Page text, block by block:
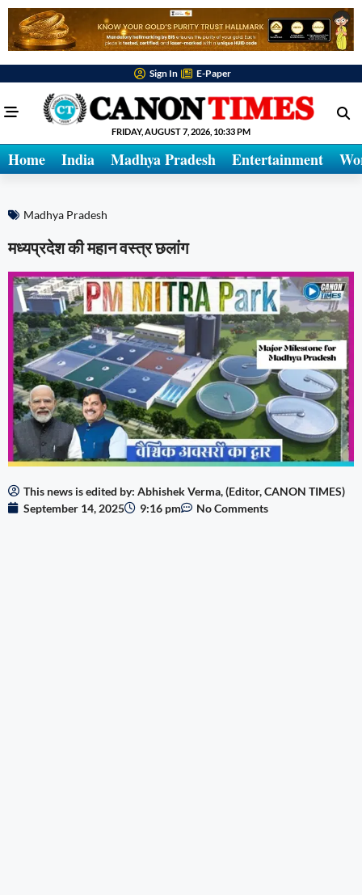
Sign In E-Paper
FRIDAY, AUGUST 7, 2026, 10:33 PM
Home India Madhya Pradesh Entertainment
Madhya Pradesh
मध्यप्रदेश की महान वस्त्र छलांग
This news is edited by: Abhishek Verma, (Editor, CANON TIMES)
September 14, 2025
9:16 pm No Comments